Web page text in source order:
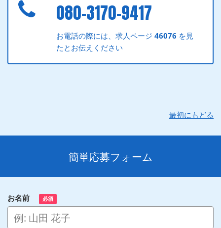
080-3170-9417
お電話の際には、求人ページ46076 を見
たとお伝えください
最初にもどる
簡単応募フォーム
お名前 必須